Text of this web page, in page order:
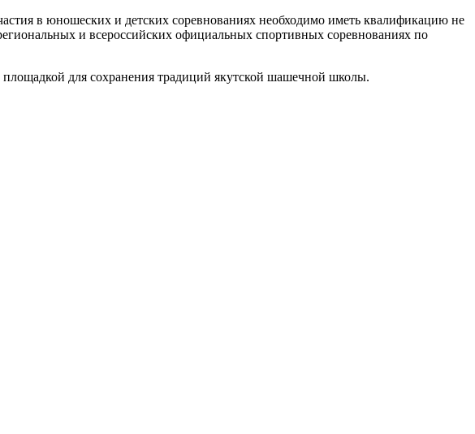
в юношеских и детских соревнованиях необходимо иметь квалификацию не
и всероссийских официальных спортивных соревнованиях по
для сохранения традиций якутской шашечной школы.